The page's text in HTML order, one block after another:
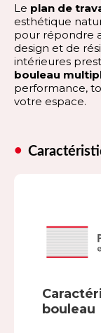
Le plan de
esthétique
pour répondre
design et de
intérieures
bouleau
performance,
votre espace.
bouleau